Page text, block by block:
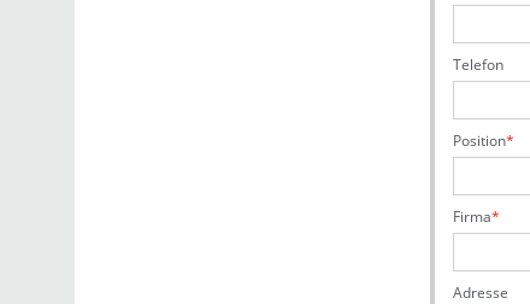
Telefon
Position
Firma
Adresse